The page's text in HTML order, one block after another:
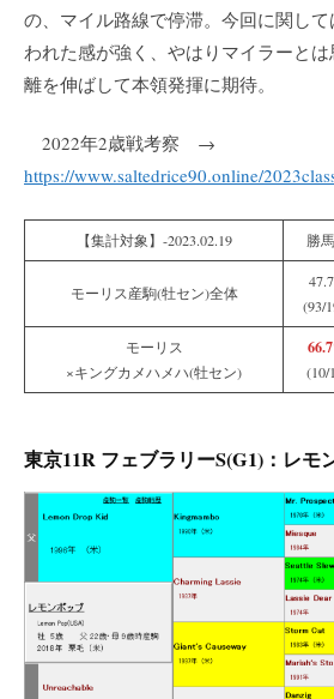
の、マイル路線で停滞。今回に関し
われた感が強く、やはりマイラーと
離を伸ばして本領発揮に期待。
2022年2歳戦考察 →
https://www.saltedrice90.online/
【集計対象】-2023.02.19 勝
モーリス産駒(牡セン)全体
(93/
モーリス
×キングカメハメハ(牡セン)
(10/
東京11R フェブラリーS(G1)：レモ